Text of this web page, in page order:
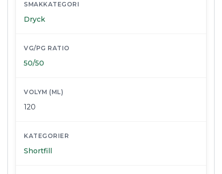
SMAKKATEGORI
Dryck
VG/PG RATIO
50/50
VOLYM (ML)
120
KATEGORIER
Shortfill